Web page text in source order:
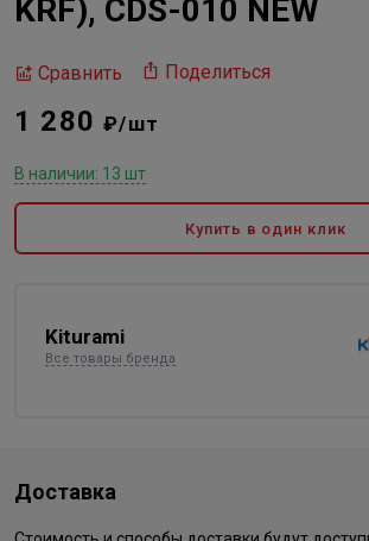
KRF), CDS-010 NEW
Сравнить Поделиться
1 280₽/шт
В наличии: 13 шт
Купить в один клик
Kiturami
Все товары бренда
Доставка